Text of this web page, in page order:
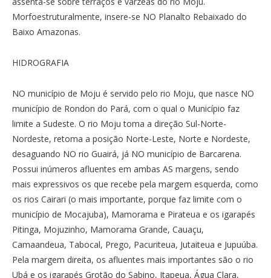
Morfoestruturalmente, insere-se NO Planalto Rebaixado do
Baixo Amazonas.
HIDROGRAFIA
NO município de Moju é servido pelo rio Moju, que nasce NO
município de Rondon do Pará, com o qual o Município faz
limite a Sudeste. O rio Moju toma a direção Sul-Norte-
Nordeste, retoma a posição Norte-Leste, Norte e Nordeste,
desaguando NO rio Guairá, já NO município de Barcarena.
Possui inúmeros afluentes em ambas AS margens, sendo
mais expressivos os que recebe pela margem esquerda, como
os rios Cairari (o mais importante, porque faz limite com o
município de Mocajuba), Mamorama e Pirateua e os igarapés
Pitinga, Mojuzinho, Mamorama Grande, Cauaçu,
Camaandeua, Tabocal, Prego, Pacuriteua, Jutaiteua e Jupuúba.
Pela margem direita, os afluentes mais importantes são o rio
Ubá e os igarapés Grotão do Sabino, Itapeua, Água Clara,